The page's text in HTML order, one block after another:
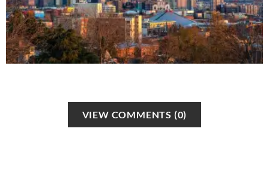
VIEW COMMENTS (0)